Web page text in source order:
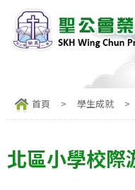
首頁 > 學生成就 >
北區小學校際